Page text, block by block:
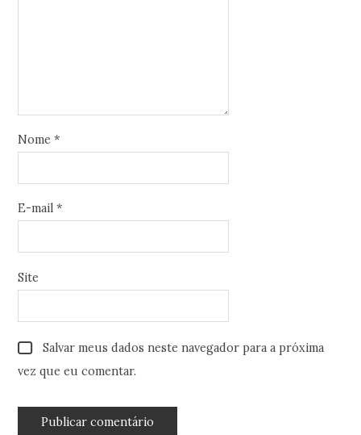
Nome*
E-mail*
Site
Salvar meus dados neste navegador para a próxima
vez que eu comentar.